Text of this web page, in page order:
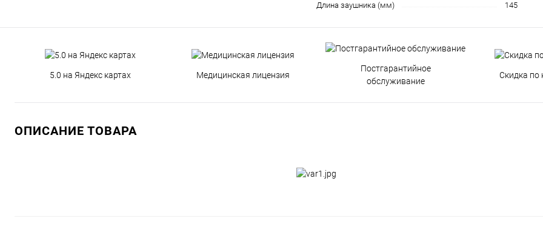
Длина заушника (мм)
145
5.0 на Яндекс картах Медицинская лицензия
Постгарантийное
обслуживание
Скидка по
ОПИСАНИЕ ТОВАРА